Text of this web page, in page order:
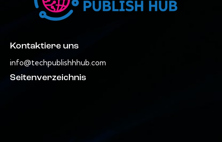
Kontaktiere uns
info@techpublishhhub.com
Seitenverzeichnis